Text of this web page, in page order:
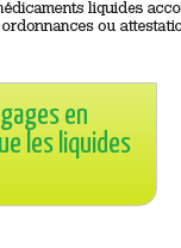
en
les liquides